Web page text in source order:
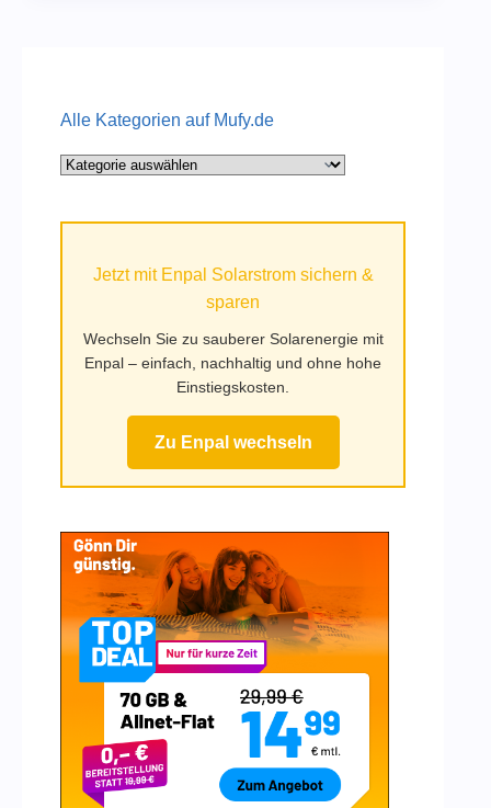
Alle Kategorien auf Mufy.de
Alle
Jetzt mit Enpal Solarstrom sichern &
sparen
Wechseln Sie zu sauberer Solarenergie mit
Enpal – einfach, nachhaltig und ohne hohe
Einstiegskosten.
Zu Enpal wechseln